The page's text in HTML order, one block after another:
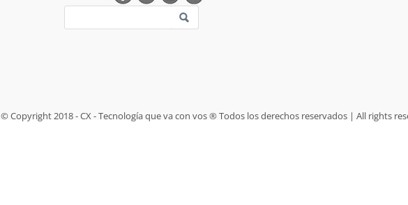
© Copyright 2018 - CX - Tecnología que va con vos ® Todos los derechos reservados | All rights